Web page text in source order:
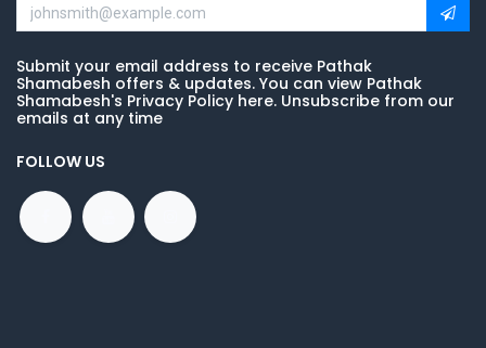
Submit your email address to receive Pathak
Shamabesh offers & updates. You can view Pathak
Shamabesh's Privacy Policy here. Unsubscribe from our
emails at any time
FOLLOW US